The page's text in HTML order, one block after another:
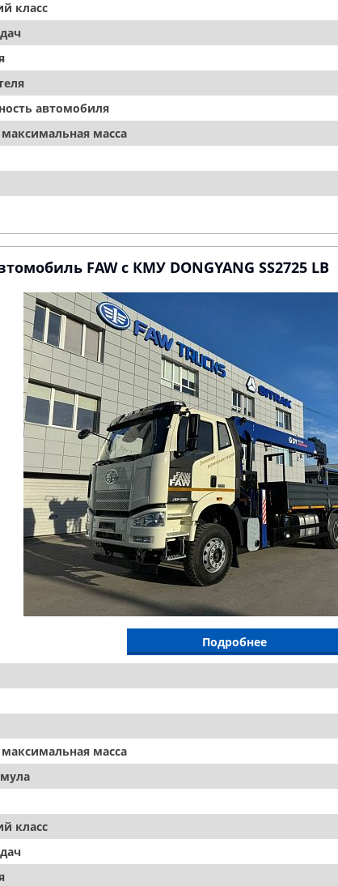
класс
автомобиля
масса
FAW с КМУ DONGYANG SS2725 LB
Подробнее
масса
класс